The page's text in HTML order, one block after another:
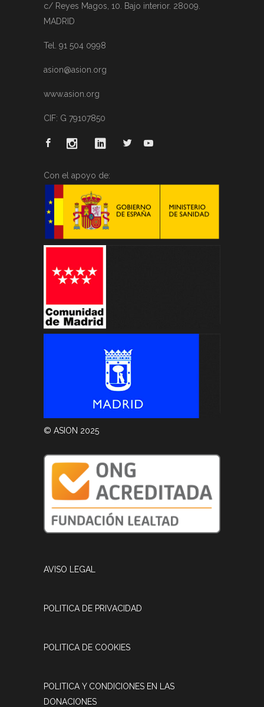
c/ Reyes Magos, 10. Bajo interior. 28009.
MADRID
Tel. 91 504 0998
asion@asion.org
www.asion.org
CIF: G 79107850
Con el apoyo de:
© ASION 2025
AVISO LEGAL
POLITICA DE PRIVACIDAD
POLITICA DE COOKIES
POLITICA Y CONDICIONES EN LAS
DONACIONES